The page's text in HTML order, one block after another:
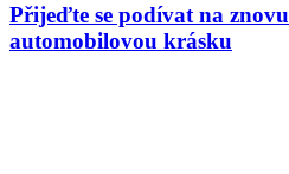
Přijeďte se podívat na
automobilovou krásku